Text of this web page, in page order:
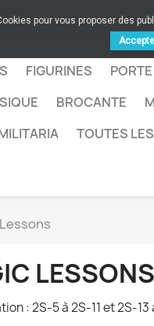
FIGURINES
BROCANTE
TOUTES
LESSONS
: 2S-5 à 2S-11 et 2S-13
pour vous proposer des